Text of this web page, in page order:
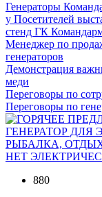
Генераторы
у Посетителей
стенд ГК
Менеджер по
генераторов
Демонстрация
меди
Переговоры по
Переговоры по
880